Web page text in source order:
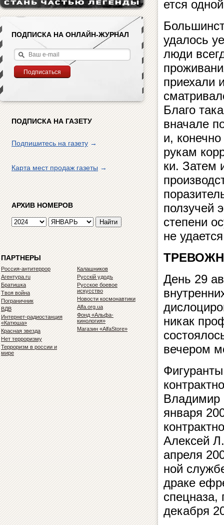
ПОДПИСКА НА ОНЛАЙН-ЖУРНАЛ
ПОДПИСКА НА ГАЗЕТУ
Подпишитесь на газету→
Карта мест продаж газеты→
АРХИВ НОМЕРОВ
ПАРТНЕРЫ
Россия-антитеррор
Агентура.ru
Братишка
Твоя война
Пограничник
ВДВ
Интернет-радиостанция
«Катюша»
Красная звезда
Нет терроризму
Терроризм в россии и
мире
Калашников
Русскiй удодъ
Русское боевое
искусство
Новости космонавтики
Alfa.org.ua
Фонд «Альфа-
кинология»
Магазин «AlfaStore»
ет­ся
удалось
люди
приехали
Благо
вначале
и,
рукам
ки. За­тем
ползучей
степени
не
День 29
никак
ве­че­ром
Владимир
января
Алексей
апреля
ной
драке
спецназа,
декабря